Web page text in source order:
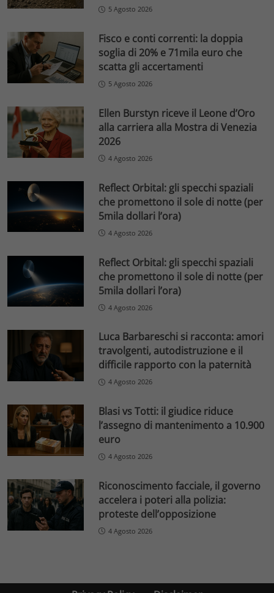
5 Agosto 2026
Fisco e conti correnti: la doppia
soglia di 20% e 71mila euro che
scatta gli accertamenti
5 Agosto 2026
Ellen Burstyn riceve il Leone d’Oro
alla carriera alla Mostra di Venezia
2026
4 Agosto 2026
Reflect Orbital: gli specchi spaziali
che promettono il sole di notte (per
5mila dollari l’ora)
4 Agosto 2026
Reflect Orbital: gli specchi spaziali
che promettono il sole di notte (per
5mila dollari l’ora)
4 Agosto 2026
Luca Barbareschi si racconta: amori
travolgenti, autodistruzione e il
difficile rapporto con la paternità
4 Agosto 2026
Blasi vs Totti: il giudice riduce
l’assegno di mantenimento a 10.900
euro
4 Agosto 2026
Riconoscimento facciale, il governo
accelera i poteri alla polizia:
proteste dell’opposizione
4 Agosto 2026